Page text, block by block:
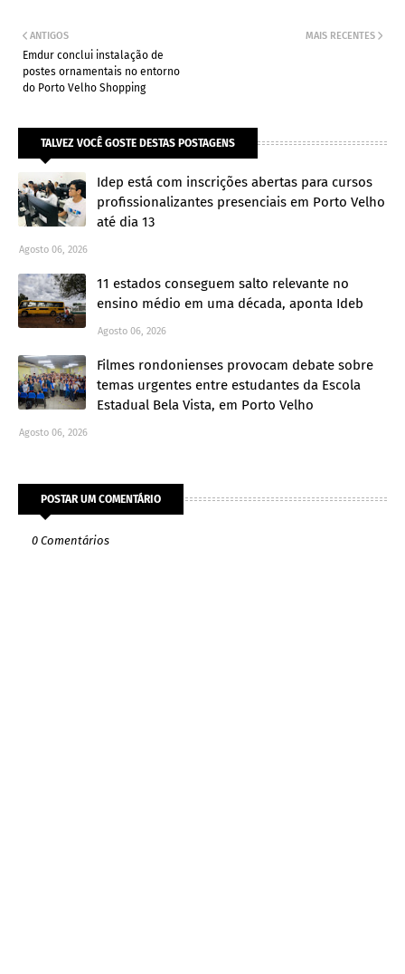
MAIS RECENTES
ANTIGOS
Emdur conclui instalação de
postes ornamentais no entorno
do Porto Velho Shopping
TALVEZ VOCÊ GOSTE DESTAS POSTAGENS
Idep está com inscrições abertas para cursos
profissionalizantes presenciais em Porto Velho
até dia 13
Agosto 06, 2026
11 estados conseguem salto relevante no
ensino médio em uma década, aponta Ideb
Agosto 06, 2026
Filmes rondonienses provocam debate sobre
temas urgentes entre estudantes da Escola
Estadual Bela Vista, em Porto Velho
Agosto 06, 2026
POSTAR UM COMENTÁRIO
0 Comentários